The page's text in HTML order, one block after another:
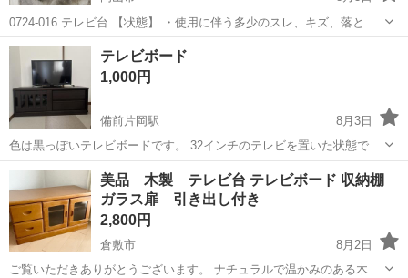
0724-016 テレビ台 【状態】 ・使用に伴う多少のスレ、キズ、落とし
きれない汚れなどございます ・詳細は現地でご確認ください ・お値引
きは出来かねますのでご了承願います ※中古品のため、状態について
岡山 岡山市 収納家具
テレビボード
1,000円
備前片岡駅
8月3日
色は黒っぽいテレビボードです。 32インチのテレビを置いた状態で写
真撮影してますのでイメージしやすいかと。 テレビボードのみで、テ
レビや線などは付属しません。 中古品ですので、傷やスレはありま
す。 サイズは幅120奥行き45...
岡山 岡山市 備前片岡駅 収納家具
美品 木製 テレビ台 テレビボード 収納棚
ガラス扉 引き出し付き
2,800円
倉敷市
8月2日
ご覧いただきありがとうございます。 ナチュラルで温かみのある木目